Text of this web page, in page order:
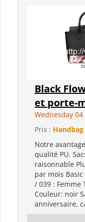
Black
et porte-
Wednesday
Prix : Handbag
Notre
qualité PU.
raisonnable
par mois
/ 039 : Femme
Couleur: noir
anniversaire,